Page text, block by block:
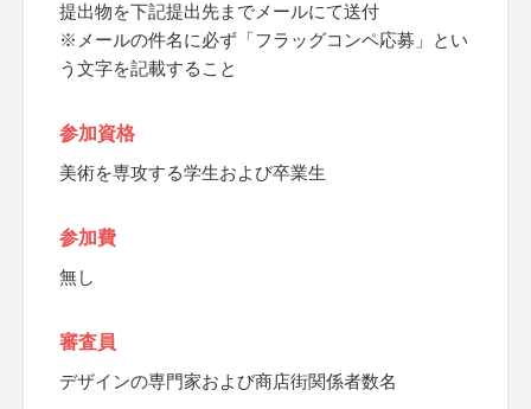
提出物を下記提出先までメールにて送付
※メールの件名に必ず「フラッグコンペ応募」とい
う文字を記載すること
参加資格
美術を専攻する学生および卒業生
参加費
無し
審査員
デザインの専門家および商店街関係者数名